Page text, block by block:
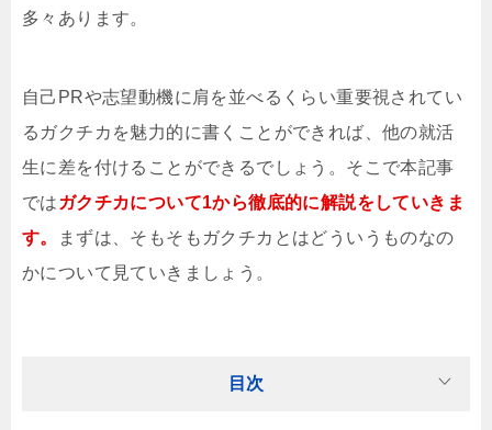
多々あります。
自己PRや志望動機に肩を並べるくらい重要視されてい
るガクチカを魅力的に書くことができれば、他の就活
生に差を付けることができるでしょう。そこで本記事
では ガクチカについて1から徹底的に解説をしていきま
す。
まずは、そもそもガクチカとはどういうものなの
かについて見ていきましょう。
目次